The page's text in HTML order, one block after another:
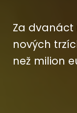
Za dvanáct
nových
než milion